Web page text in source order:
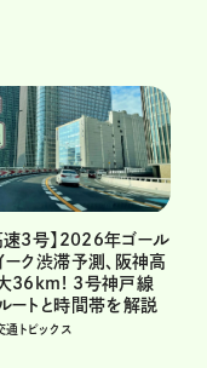
速3号】2026年ゴール
ーク渋滞予測、阪神高
36km! 3号神戸線
ートと時間帯を解説
通トピックス